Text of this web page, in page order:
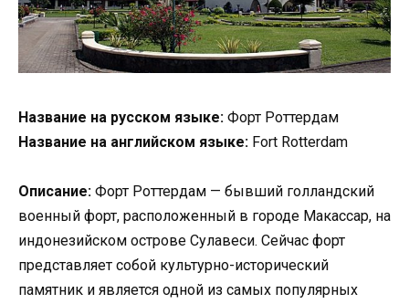
Название на русском языке: Форт Роттердам
Название на английском языке: Fort Rotterdam
Описание: Форт Роттердам — бывший голландский
военный форт, расположенный в городе Макассар, на
индонезийском острове Сулавеси. Сейчас форт
представляет собой культурно-исторический
памятник и является одной из самых популярных